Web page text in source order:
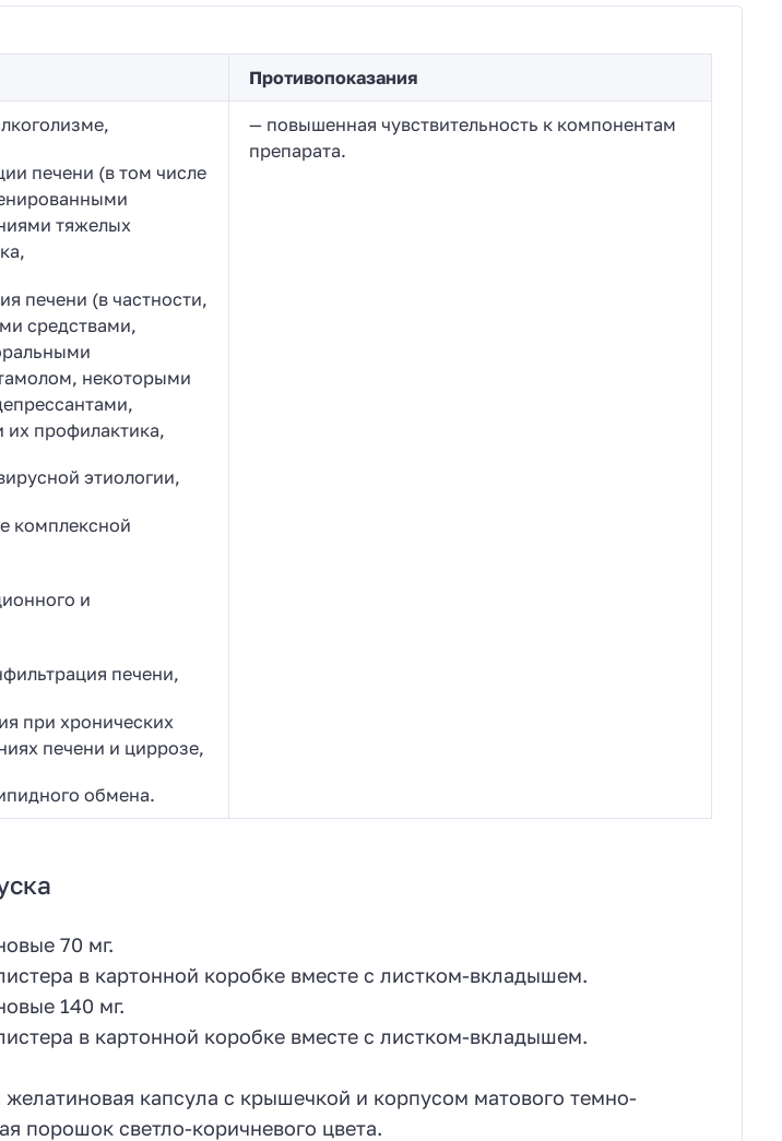
Противопоказания
печени (в том числе
тяжелых
печени (в частности,
средствами,
некоторыми
их профилактика,
этиологии,
комплексной
и
печени,
при хронических
печени и циррозе,
обмена.
— повышенная чувствительность к компонентам
препарата.
70 мг.
в картонной коробке вместе с листком-вкладышем.
140 мг.
в картонной коробке вместе с листком-вкладышем.
капсула с крышечкой и корпусом матового темно-
порошок светло-коричневого цвета.